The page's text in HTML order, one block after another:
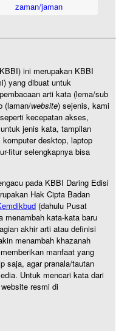
zaman/jaman
ini merupakan KBBI
yang dibuat untuk
arti kata (lema/sub
(laman/website) sejenis, kami
kecepatan akses,
jenis kata, tampilan
desktop, laptop
fitur selengkapnya bisa
pada KBBI Daring Edisi
Hak Cipta Badan
(dahulu Pusat
menambah kata-kata baru
akhir arti atau definisi
menambah khazanah
manfaat yang
saja, agar pranala/tautan
Untuk mencari kata dari
resmi di